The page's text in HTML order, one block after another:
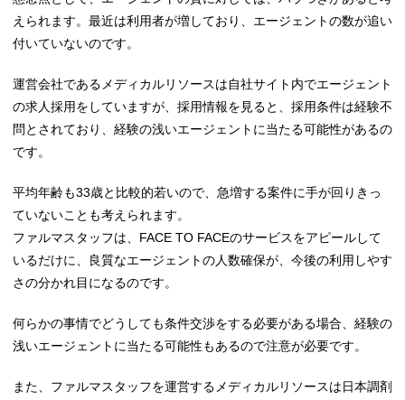
えられます。最近は利用者が増しており、エージェントの数が追い
付いていないのです。
運営会社であるメディカルリソースは自社サイト内でエージェント
の求人採用をしていますが、採用情報を見ると、採用条件は経験不
問とされており、経験の浅いエージェントに当たる可能性があるの
です。
平均年齢も33歳と比較的若いので、急増する案件に手が回りきっ
ていないことも考えられます。
ファルマスタッフは、FACE TO FACEのサービスをアピールして
いるだけに、良質なエージェントの人数確保が、今後の利用しやす
さの分かれ目になるのです。
何らかの事情でどうしても条件交渉をする必要がある場合、経験の
浅いエージェントに当たる可能性もあるので注意が必要です。
また、ファルマスタッフを運営するメディカルリソースは日本調剤